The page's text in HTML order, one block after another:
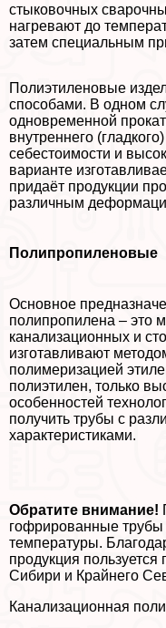
стыковочных
нагревают до
затем специальным
Полиэтиленовые
способами. В одном
одновременной
внутреннего
себестоимости и
варианте
придаёт продукции
различным
Полипропиленовые
Основное
полипропилена – это
канализационных и
изготавливают
полимеризацией
полиэтилен, только
особенностей
получить трубы с
хаpaктеристиками.
Обратите внимание!
гофрированные
температуры.
продукция
Сибири и Крайнего
Канализационная